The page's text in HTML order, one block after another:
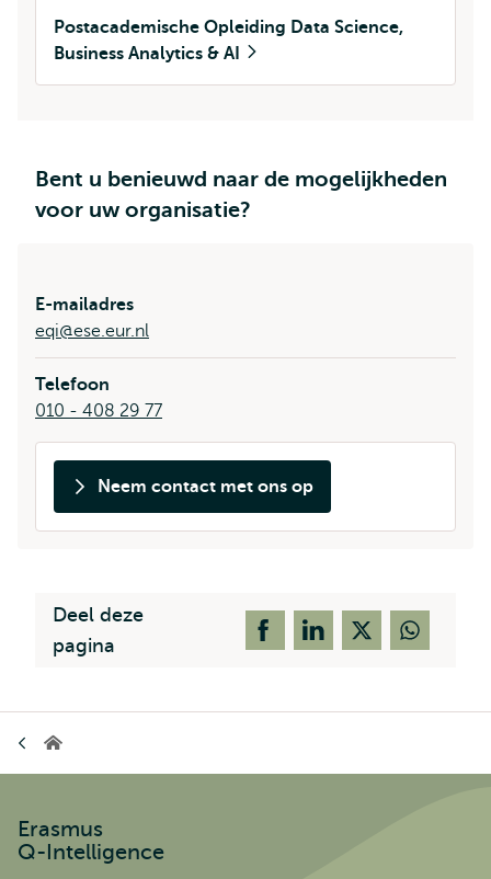
Postacademische Opleiding Data Science,
Business Analytics & AI
Bent u benieuwd naar de mogelijkheden
voor uw organisatie?
E-mailadres
eqi@ese.eur.nl
Telefoon
010 - 408 29 77
Neem contact met ons op
Deel deze
pagina
Erasmus
Erasmus
Q-Intelligence